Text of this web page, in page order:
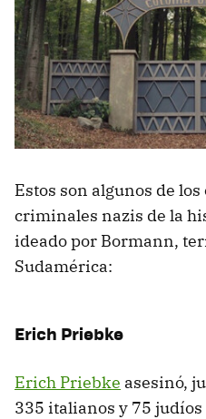
Estos son algunos de
criminales nazis de la
ideado por Bormann,
Sudamérica:
Erich Priebke
Erich Priebke asesinó,
335 italianos y 75 judíos